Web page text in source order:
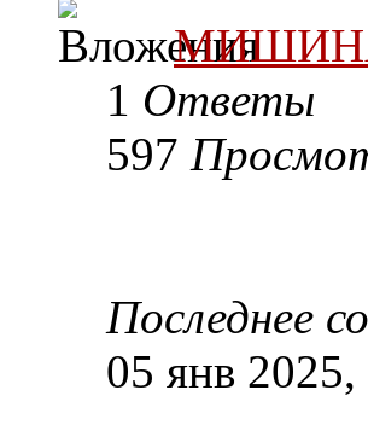
1 Ответы
597
Последнее
05 янв